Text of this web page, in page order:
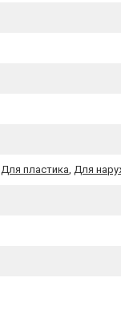
Для пластика, Для